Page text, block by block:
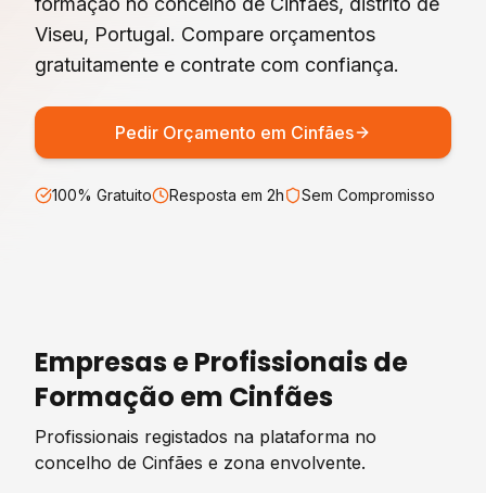
Viseu, Portugal. Compare orçamentos
gratuitamente e contrate com confiança.
Pedir Orçamento em Cinfães
100% Gratuito Resposta em 2h Sem Compromisso
Empresas e Profissionais de
Formação em Cinfães
Profissionais registados na plataforma no
concelho de Cinfães e zona envolvente.